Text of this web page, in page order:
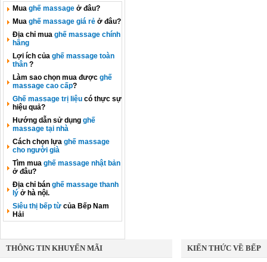
Mua ghế massage ở đâu?
Mua ghế massage giá rẻ ở đâu?
Địa chỉ mua ghế massage chính
hãng
Lợi ích của ghế massage toàn
thân ?
Làm sao chọn mua được ghế
massage cao cấp?
Ghế massage trị liệu có thực sự
hiệu quả?
Hướng dẫn sử dụng ghế
massage tại nhà
Cách chọn lựa ghế massage
cho người già
Tìm mua ghế massage nhật bản
ở đâu?
Địa chỉ bán ghế massage thanh
lý ở hà nội.
Siêu thị bếp từ của Bếp Nam
Hải
THÔNG TIN KHUYẾN MÃI KIẾN THỨC VỀ BẾP